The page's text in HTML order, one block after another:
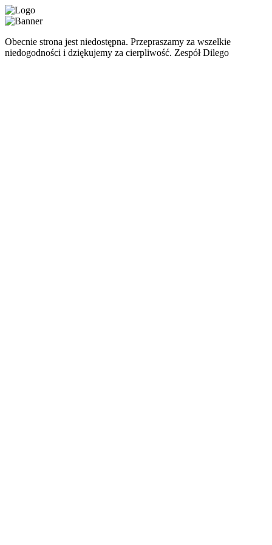
Obecnie strona jest niedostępna. Przepraszamy za wszelkie
niedogodności i dziękujemy za cierpliwość. Zespół Dilego